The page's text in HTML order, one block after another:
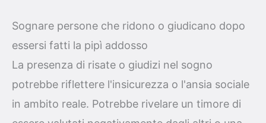
Sognare persone che ridono o giudicano dopo
essersi fatti la pipì addosso
La presenza di risate o giudizi nel sogno
potrebbe riflettere l'insicurezza o l'ansia sociale
in ambito reale. Potrebbe rivelare un timore di